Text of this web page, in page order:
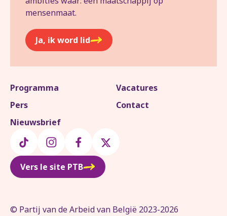
mensenmaat.
Ja, ik word lid
Programma
Vacatures
Pers
Contact
Nieuwsbrief
Vers le site PTB
© Partij van de Arbeid van België 2023-2026